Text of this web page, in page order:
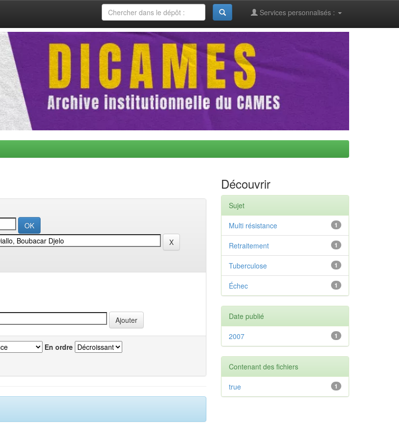
Services personnalisés :
En ordre
Découvrir
Sujet
1
Multi résistance
1
Retraitement
1
Tuberculose
1
Échec
Date publié
1
2007
Contenant des fichiers
1
true